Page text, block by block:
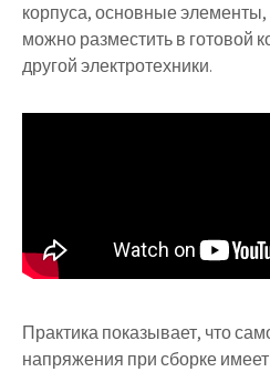
корпуса, основные
можно разместить в готовой
другой электротехники.
Практика показывает, что
напряжения при сборке